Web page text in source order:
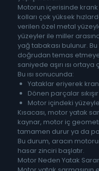
Motorun içerisinde
kolları çok yüksek
verilen özel metal
yüzeyler ile miller
yağ tabakası bulunur.
doğrudan temas
saniyede aşırı ısı ortaya
Bu ısı sonucunda:
Yataklar eriyerek
Dönen parçalar
Motor içindeki
Kısacası, motor yatak
kaynar, motor iç
tamamen durur ya da
Bu durum, aracın
hasar zinciri başlatır.
Motor Neden Yatak